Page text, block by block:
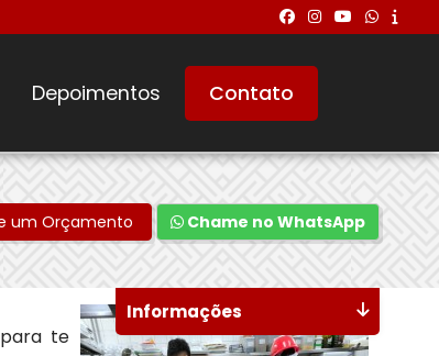
Depoimentos Contato
um Orçamento Chame no WhatsApp
te
Informações